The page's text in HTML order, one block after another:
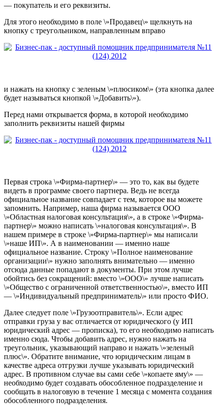
— покупатель и его реквизиты.
Для этого необходимо в поле \»Продавец\» щелкнуть на
кнопку с треугольником, направленным вправо
и нажать на кнопку с зеленым \»плюсиком\» (эта кнопка далее
будет называться кнопкой \»Добавить\»).
Перед нами открывается форма, в которой необходимо
заполнить реквизиты нашей фирмы
Первая строка \»Фирма-партнер\» — это то, как вы будете
видеть в программе своего партнера. Ведь не всегда
официальное название совпадает с тем, которое вы можете
запомнить. Например, наша фирма называется ООО
\»Областная налоговая консультация\», а в строке \»Фирма-
партнер\» можно написать \»налоговая консультация\». В
нашем примере в строке \»Фирма-партнер\» мы написали
\»наше ИП\». А в наименовании — именно наше
официальное название. Строку \»Полное наименование
организации\» нужно заполнять внимательно — именно
отсюда данные попадают в документы. При этом лучше
обойтись без сокращений: вместо \»ООО\» лучше написать
\»Общество с ограниченной ответственностью\», вместо ИП
— \»Индивидуальный предприниматель\» или просто ФИО.
Далее следует поле \»Грузоотправитель\». Если адрес
отправки груза у вас отличается от юридического (у ИП
юридический адрес — прописка), то его необходимо написать
именно сюда. Чтобы добавить адрес, нужно нажать на
треугольник, указывающий направо и нажать \»зеленый
плюс\». Обратите внимание, что юридическим лицам в
качестве адреса отгрузки лучше указывать юридический
адрес. В противном случае вы сами себе \»копаете яму\» —
необходимо будет создавать обособленное подразделение и
сообщать в налоговую в течение 1 месяца с момента создания
обособленного подразделения.